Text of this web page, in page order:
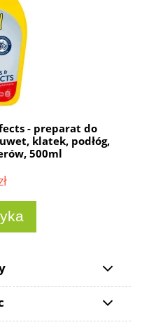
- preparat do
klatek, podłóg,
500ml